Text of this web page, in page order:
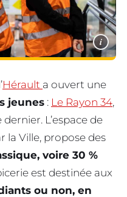
i
Hérault a ouvert une
jeunes : Le Rayon 34,
L’espace de
la Ville, propose des
voire 30 %
est destinée aux
ou non, en